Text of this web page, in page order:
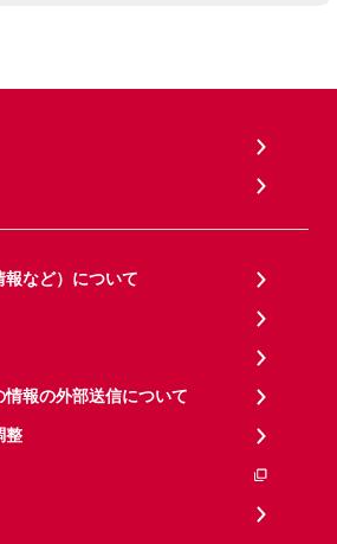
など）について
報の外部送信について
整